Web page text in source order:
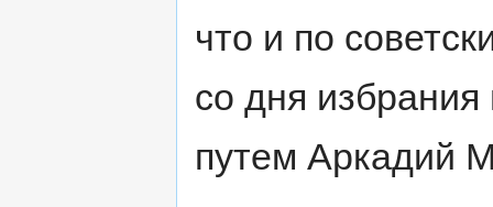
что и по
со дня
путем Аркадий